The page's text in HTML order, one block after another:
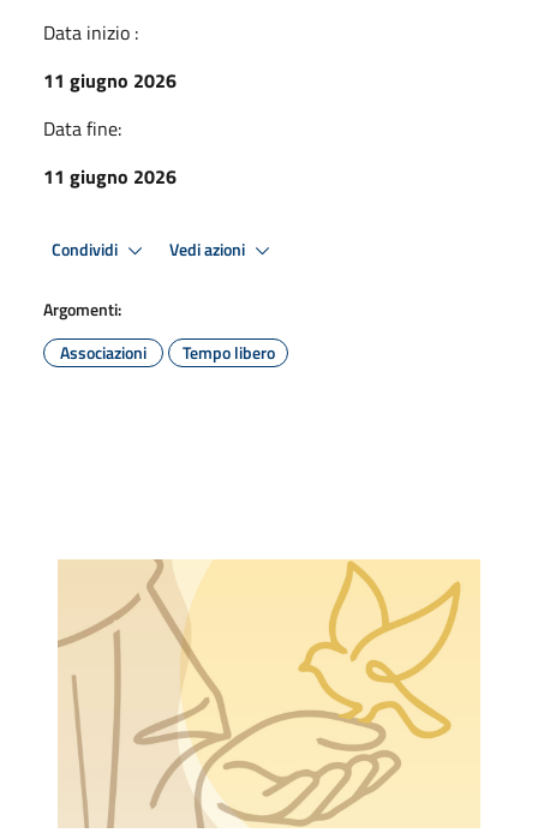
Data inizio :
11 giugno 2026
Data fine:
11 giugno 2026
Condividi Vedi azioni
Argomenti:
Associazioni
Tempo libero